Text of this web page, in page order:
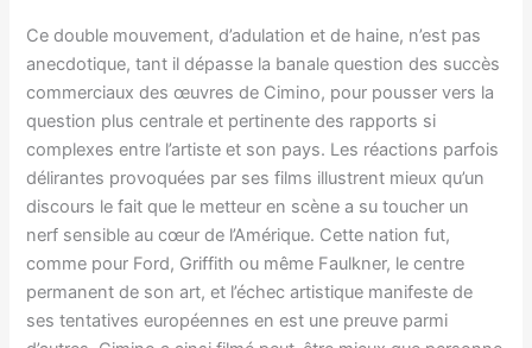
Ce double mouvement, d’adulation et de haine, n’est pas
anecdotique, tant il dépasse la banale question des succès
commerciaux des œuvres de Cimino, pour pousser vers la
question plus centrale et pertinente des rapports si
complexes entre l’artiste et son pays. Les réactions parfois
délirantes provoquées par ses films illustrent mieux qu’un
discours le fait que le metteur en scène a su toucher un
nerf sensible au cœur de l’Amérique. Cette nation fut,
comme pour Ford, Griffith ou même Faulkner, le centre
permanent de son art, et l’échec artistique manifeste de
ses tentatives européennes en est une preuve parmi